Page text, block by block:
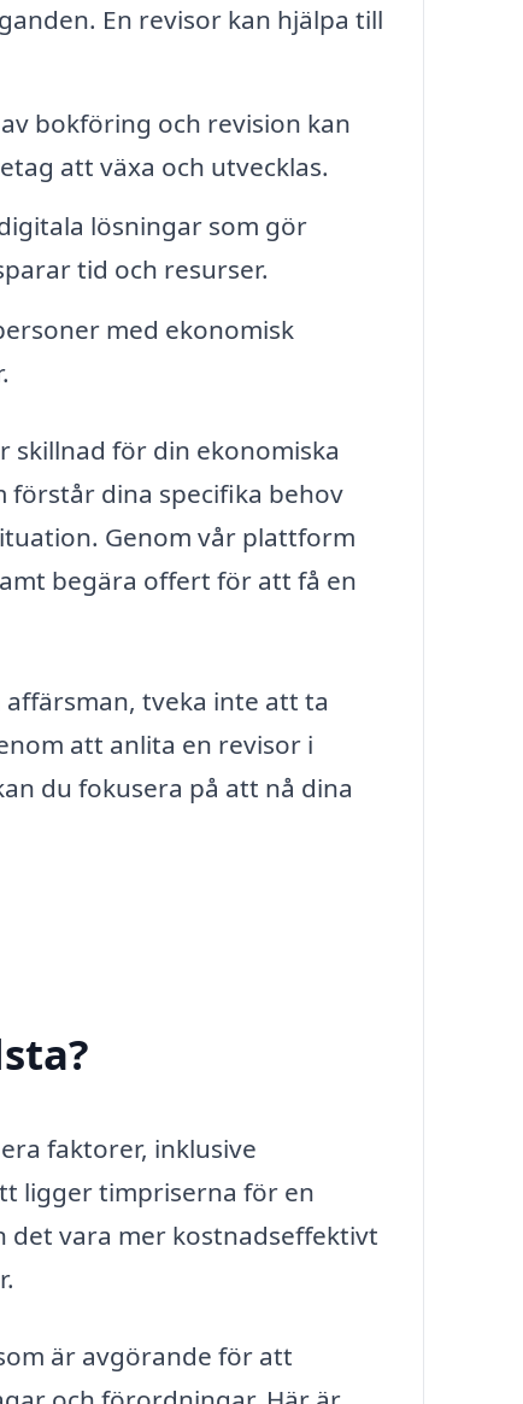
En revisor kan hjälpa till
bokföring och revision kan
att växa och utvecklas.
lösningar som gör
tid och resurser.
med ekonomisk
skillnad för din ekonomiska
förstår dina specifika behov
Genom vår plattform
begära offert för att få en
tveka inte att ta
att anlita en revisor i
du fokusera på att nå dina
faktorer, inklusive
ligger timpriserna för en
det vara mer kostnadseffektivt
är avgörande för att